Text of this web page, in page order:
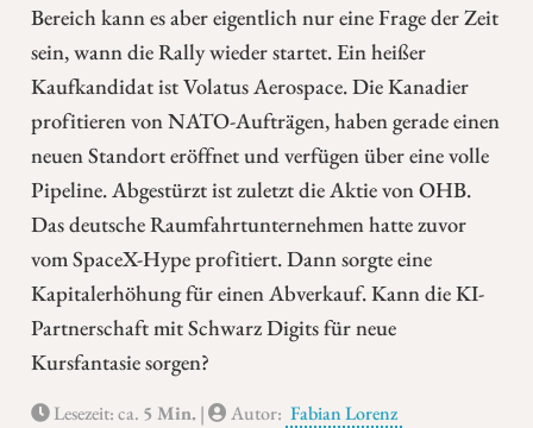
Bereich kann es aber eigentlich nur eine Frage der Zeit
sein, wann die Rally wieder startet. Ein heißer
Kaufkandidat ist Volatus Aerospace. Die Kanadier
profitieren von NATO-Aufträgen, haben gerade einen
neuen Standort eröffnet und verfügen über eine volle
Pipeline. Abgestürzt ist zuletzt die Aktie von OHB.
Das deutsche Raumfahrtunternehmen hatte zuvor
vom SpaceX-Hype profitiert. Dann sorgte eine
Kapitalerhöhung für einen Abverkauf. Kann die KI-
Partnerschaft mit Schwarz Digits für neue
Kursfantasie sorgen?
Lesezeit: ca. 5 Min. | Autor: Fabian Lorenz